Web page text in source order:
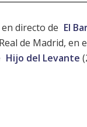
directo de El
de Madrid, en
Hijo del Levante